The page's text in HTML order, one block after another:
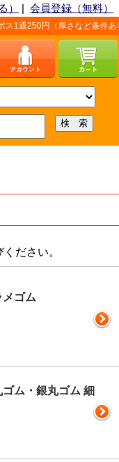
） | 会員登録（無料）
ど条件あり）。詳しくは、こ
ださい。
メゴム
ム・銀丸ゴム 細